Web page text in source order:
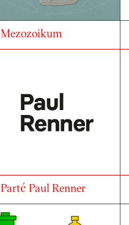
Mezozoikum
Parté Paul Renner